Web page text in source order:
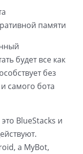
памяти
будет все как
без
самого бота
BlueStacks и
а MyBot,